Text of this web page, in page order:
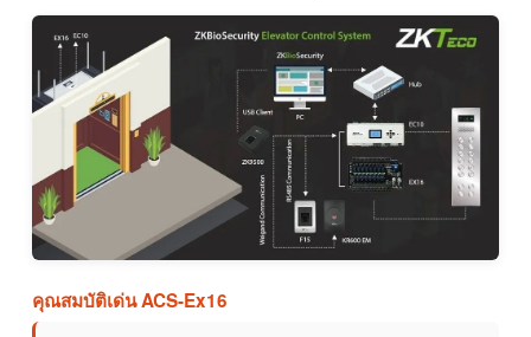
คุณสมบัติเด่น ACS-Ex16